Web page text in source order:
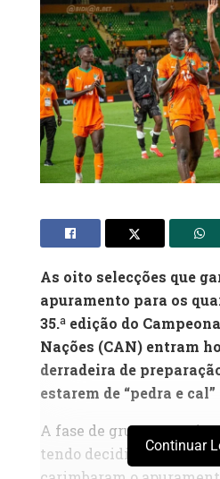
As oito selecções que
apuramento para os
35.ª edição do
Nações (CAN) entram
derradeira de
estarem de “pedra e cal”
A fase de grupos
tendo decidido as oito
Continuar